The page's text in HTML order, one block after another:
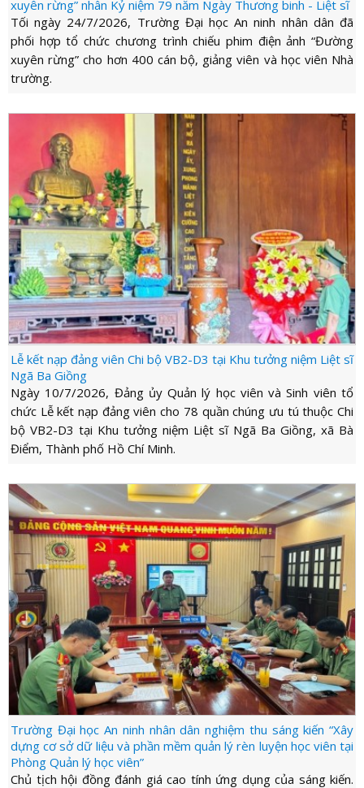
LƯỢNG
VIỆN
ẢNH
THƯ
VIỆN
VIDEO
LIÊN
HỆ
xuyên rừng” nhân Kỷ niệm 79 năm Ngày Thương binh - Liệt sĩ
Tối ngày 24/7/2026, Trường Đại học An ninh nhân dân đã
phối hợp tổ chức chương trình chiếu phim điện ảnh “Đường
xuyên rừng” cho hơn 400 cán bộ, giảng viên và học viên Nhà
trường.
Lễ kết nạp đảng viên Chi bộ VB2-D3 tại Khu tưởng niệm Liệt sĩ
Ngã Ba Giồng
Ngày 10/7/2026, Đảng ủy Quản lý học viên và Sinh viên tổ
chức Lễ kết nạp đảng viên cho 78 quần chúng ưu tú thuộc Chi
bộ VB2-D3 tại Khu tưởng niệm Liệt sĩ Ngã Ba Giồng, xã Bà
Điểm, Thành phố Hồ Chí Minh.
Trường Đại học An ninh nhân dân nghiệm thu sáng kiến “Xây
dựng cơ sở dữ liệu và phần mềm quản lý rèn luyện học viên tại
Phòng Quản lý học viên”
Chủ tịch hội đồng đánh giá cao tính ứng dụng của sáng kiến.